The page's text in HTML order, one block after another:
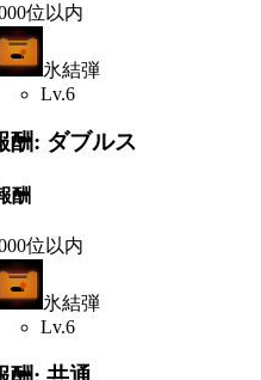
位以内
氷結弾
Lv.6
酬: ダブルス
酬
位以内
氷結弾
Lv.6